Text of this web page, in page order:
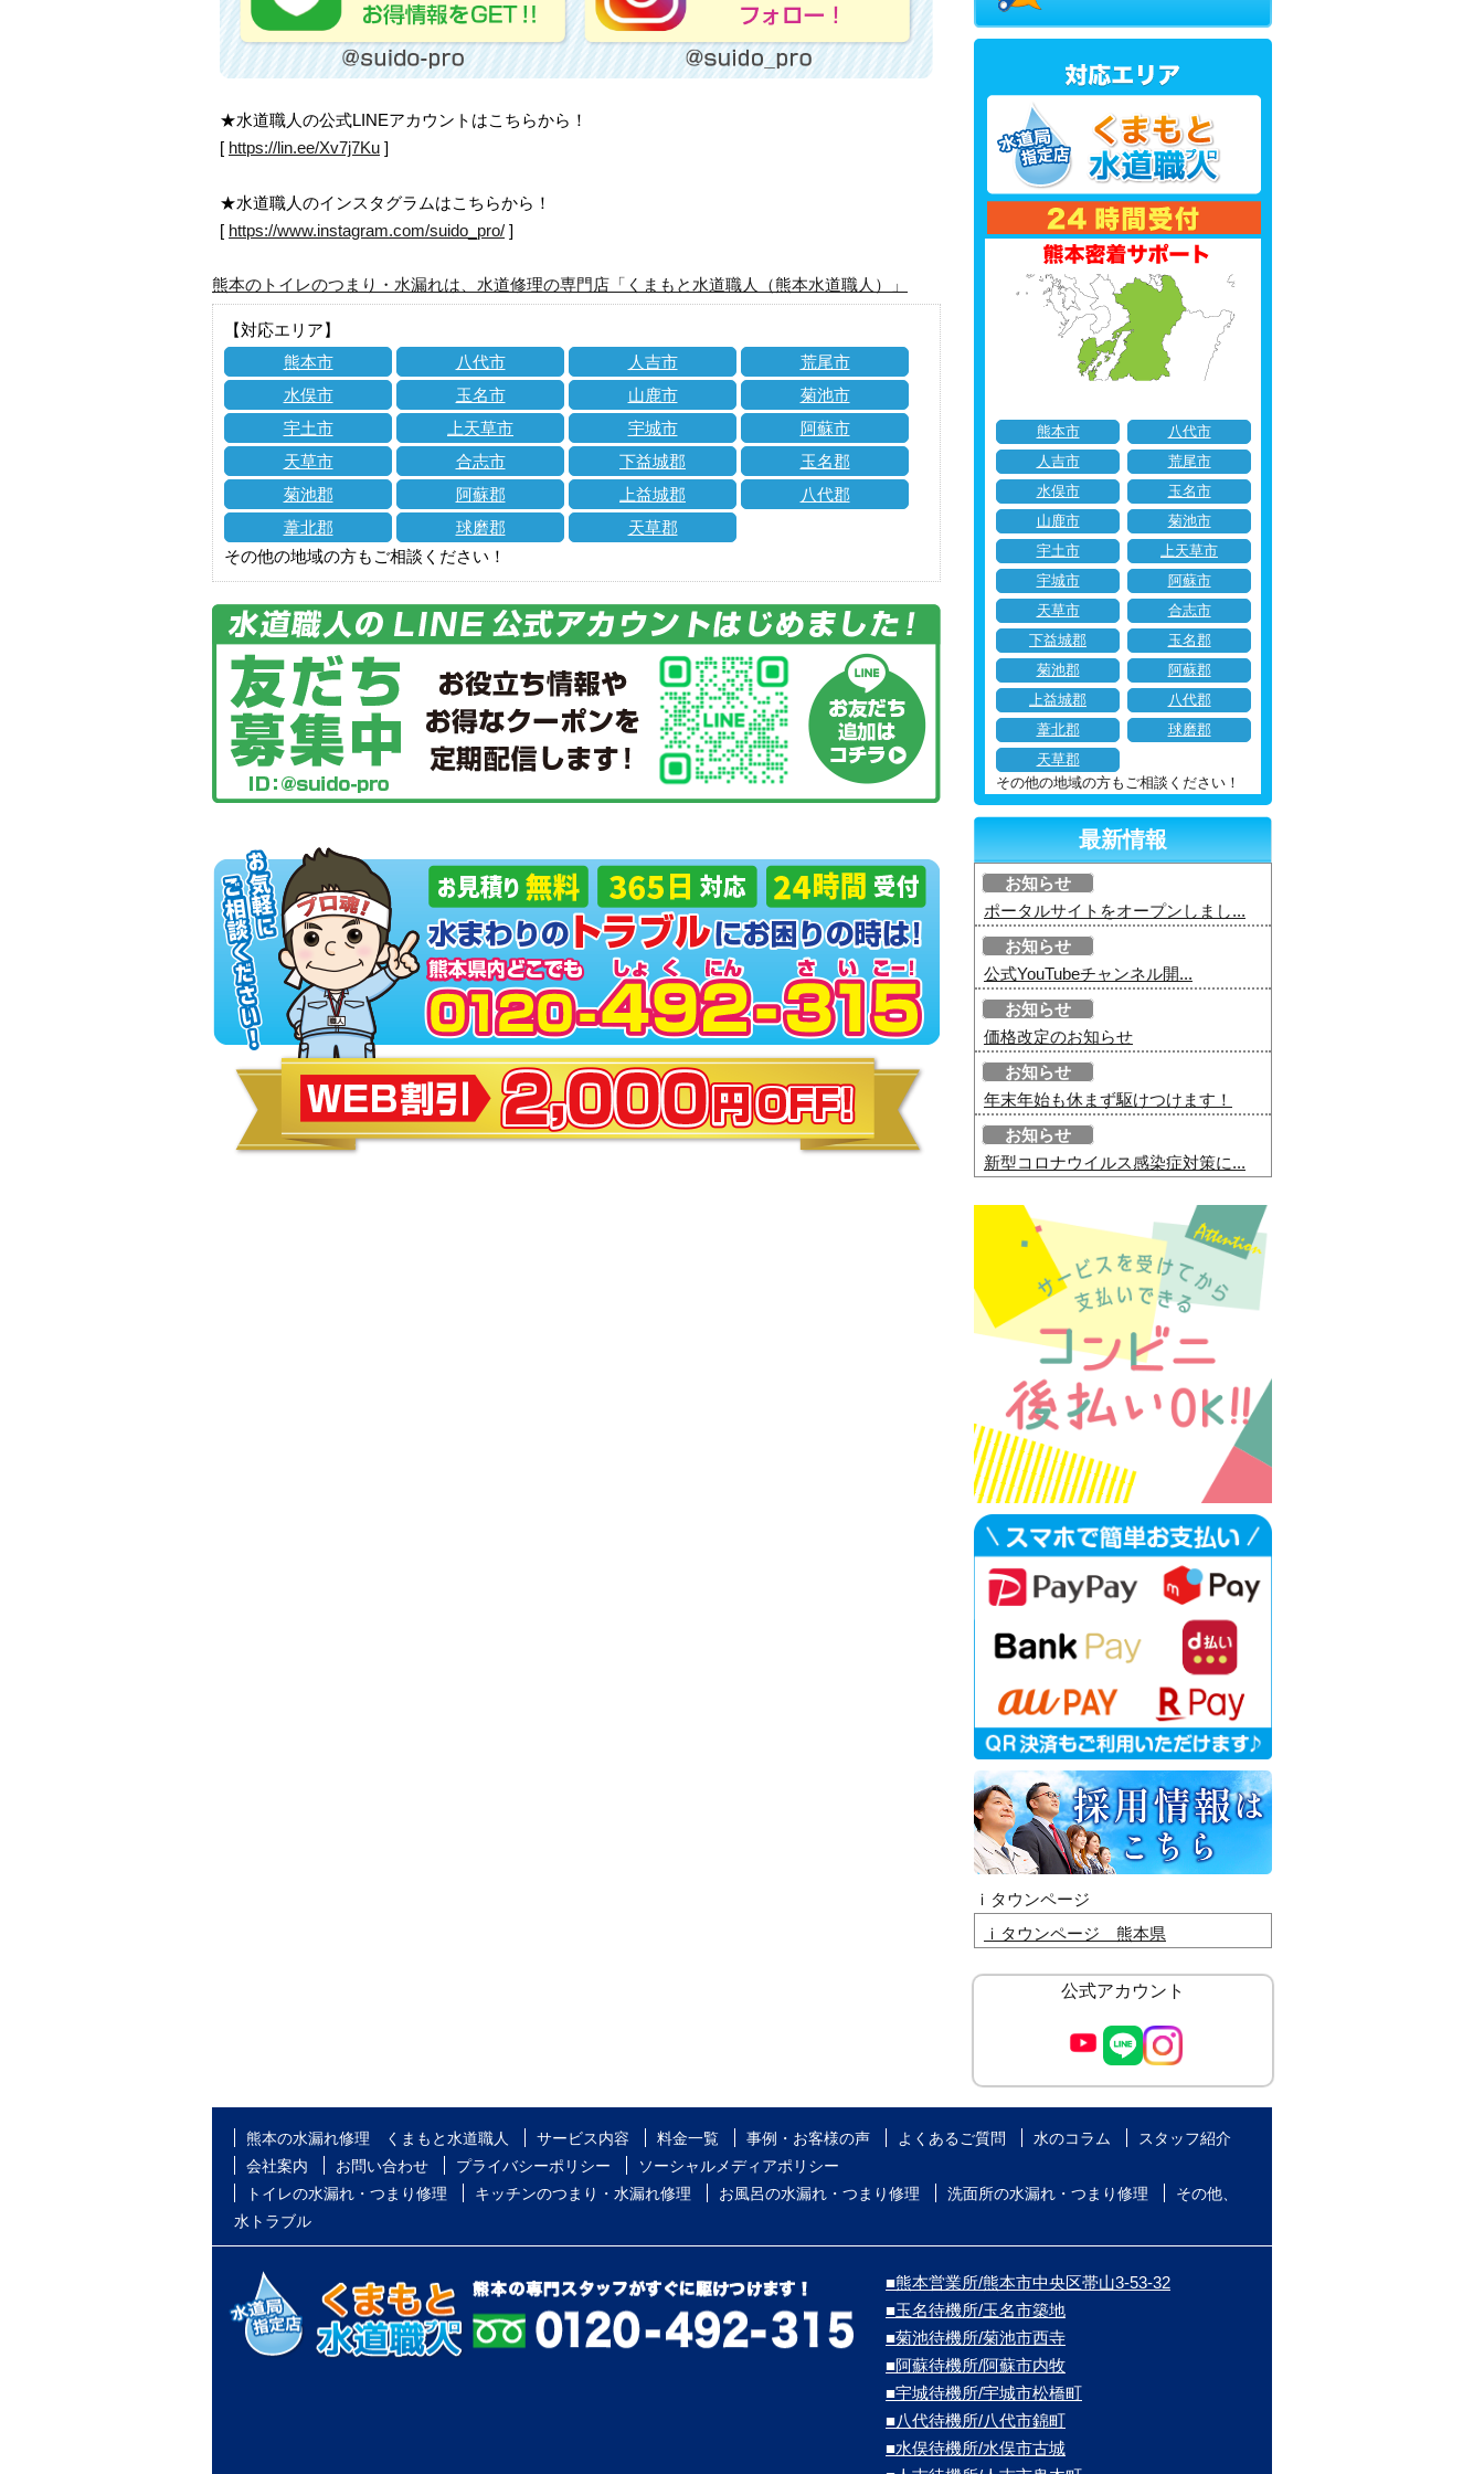
★水道職人の公式LINEアカウントはこちらから！
[ https://lin.ee/Xv7j7Ku ]
★水道職人のインスタグラムはこちらから！
[ https://www.instagram.com/suido_pro/ ]
熊本のトイレのつまり・水漏れは、水道修理の専門店「くまもと水道職人（熊本水道職人）」
【対応エリア】
熊本市
八代市 人吉市
荒尾市
水俣市
玉名市 山鹿市
菊池市
宇土市
上天草市 宇城市
阿蘇市
天草市
合志市 下益城郡
玉名郡
菊池郡
阿蘇郡 上益城郡
八代郡
葦北郡
球磨郡
天草郡
その他の地域の方もご相談ください！
熊本市
八代市
人吉市
荒尾市
水俣市
玉名市
山鹿市
菊池市
宇土市
上天草市
宇城市
阿蘇市
天草市
合志市
下益城郡
玉名郡
菊池郡
阿蘇郡
上益城郡
八代郡
葦北郡
球磨郡
天草郡
その他の地域の方もご相談ください！
最新情報
お知らせ
ポータルサイトをオープンしまし...
お知らせ
公式YouTubeチャンネル開...
お知らせ
価格改定のお知らせ
お知らせ
年末年始も休まず駆けつけます！
お知らせ
新型コロナウイルス感染症対策に...
ｉタウンページ
ｉタウンページ 熊本県
公式アカウント
熊本の水漏れ修理 くまもと水道職人 サービス内容 料金一覧 事例・お客様の声 よくあるご質問 水のコラム
スタッフ紹介
会社案内
お問い合わせ プライバシーポリシー
ソーシャルメディアポリシー
トイレの水漏れ・つまり修理
キッチンのつまり・水漏れ修理 お風呂の水漏れ・つまり修理 洗面所の水漏れ・つまり修理
その他、
水トラブル
■熊本営業所/熊本市中央区帯山3-53-32
■玉名待機所/玉名市築地
■菊池待機所/菊池市西寺
■阿蘇待機所/阿蘇市内牧
■宇城待機所/宇城市松橋町
■八代待機所/八代市錦町
■水俣待機所/水俣市古城